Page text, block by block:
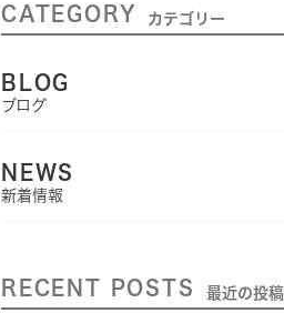
CATEGORY カテゴリー
BLOG
ブログ
NEWS
新着情報
RECENT POSTS 最近の投稿